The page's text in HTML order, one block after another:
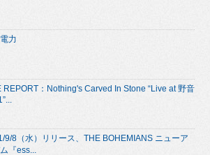
力
REPORT：Nothing's Carved In Stone “Live at 野音
9/8（水）リリース、THE BOHEMIANS ニューア
『ess...